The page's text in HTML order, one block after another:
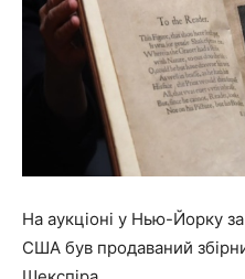
На аукціоні у Нью-Йорку
США був продаваний